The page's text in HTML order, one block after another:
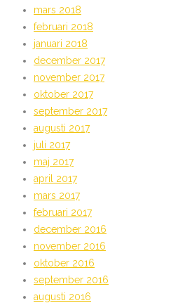
mars 2018
februari 2018
januari 2018
december 2017
november 2017
oktober 2017
september 2017
augusti 2017
juli 2017
maj 2017
april 2017
mars 2017
februari 2017
december 2016
november 2016
oktober 2016
september 2016
augusti 2016